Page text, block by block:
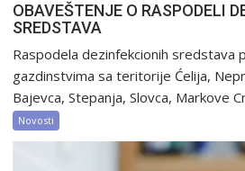
OBAVEŠTENJE O RASPODELI
SREDSTAVA
Raspodela dezinfekcionih sredstava
gazdinstvima sa teritorije Ćelija,
Bajevca, Stepanja, Slovca, Markove
Novosti